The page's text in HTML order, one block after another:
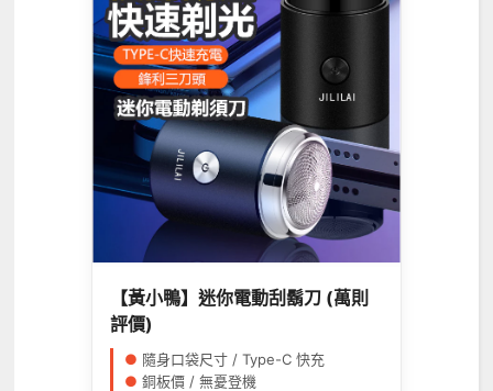
【黃小鴨】迷你電動刮鬍刀 (萬則
評價)
● 隨身口袋尺寸 / Type-C 快充
● 銅板價 / 無憂登機